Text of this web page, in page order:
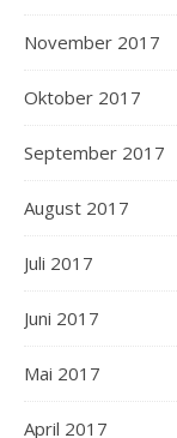
November 2017
Oktober 2017
September 2017
August 2017
Juli 2017
Juni 2017
Mai 2017
April 2017